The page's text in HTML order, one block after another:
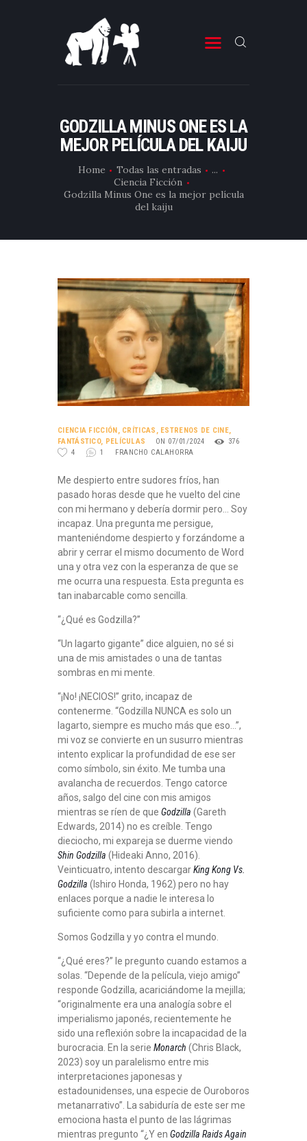
GODZILLA MINUS ONE ES LA
MEJOR PELÍCULA DEL KAIJU
Home Todas las entradas
...
Ciencia Ficción
Godzilla Minus One es la mejor película
del kaiju
ESTRENOS DE TELEVISIÓN
CRÍTICAS
ARTÍCULOS
ESPECIALES
EDITORIALES
TÉRMINOS Y CONDICIONES
CIENCIA FICCIÓN, CRÍTICAS , ESTRENOS DE CINE,
FANTÁSTICO, PELÍCULAS ON 07/01/2024
376
4
1 FRANCHO CALAHORRA
Me despierto entre sudores fríos, han
pasado horas desde que he vuelto del cine
con mi hermano y debería dormir pero… Soy
incapaz. Una pregunta me persigue,
manteniéndome despierto y forzándome a
abrir y cerrar el mismo documento de Word
una y otra vez con la esperanza de que se
me ocurra una respuesta. Esta pregunta es
tan inabarcable como sencilla.
“¿Qué es Godzilla?”
“Un lagarto gigante” dice alguien, no sé si
una de mis amistades o una de tantas
sombras en mi mente.
“¡No! ¡NECIOS!” grito, incapaz de
contenerme. “Godzilla NUNCA es solo un
lagarto, siempre es mucho más que eso…”,
mi voz se convierte en un susurro mientras
intento explicar la profundidad de ese ser
como símbolo, sin éxito. Me tumba una
avalancha de recuerdos. Tengo catorce
años, salgo del cine con mis amigos
mientras se ríen de que Godzilla (Gareth
Edwards, 2014) no es creíble. Tengo
dieciocho, mi expareja se duerme viendo
Shin Godzilla (Hideaki Anno, 2016).
Veinticuatro, intento descargarKing Kong Vs.
Godzilla (Ishiro Honda, 1962) pero no hay
enlaces porque a nadie le interesa lo
suficiente como para subirla a internet.
Somos Godzilla y yo contra el mundo.
“¿Qué eres?” le pregunto cuando estamos a
solas. “Depende de la película, viejo amigo”
responde Godzilla, acariciándome la mejilla;
“originalmente era una analogía sobre el
imperialismo japonés, recientemente he
sido una reflexión sobre la incapacidad de la
burocracia. En la serie Monarch (Chris Black,
2023) soy un paralelismo entre mis
interpretaciones japonesas y
estadounidenses, una especie de Ouroboros
metanarrativo”. La sabiduría de este ser me
emociona hasta el punto de las lágrimas
mientras pregunto “¿Y en Godzilla Raids Again